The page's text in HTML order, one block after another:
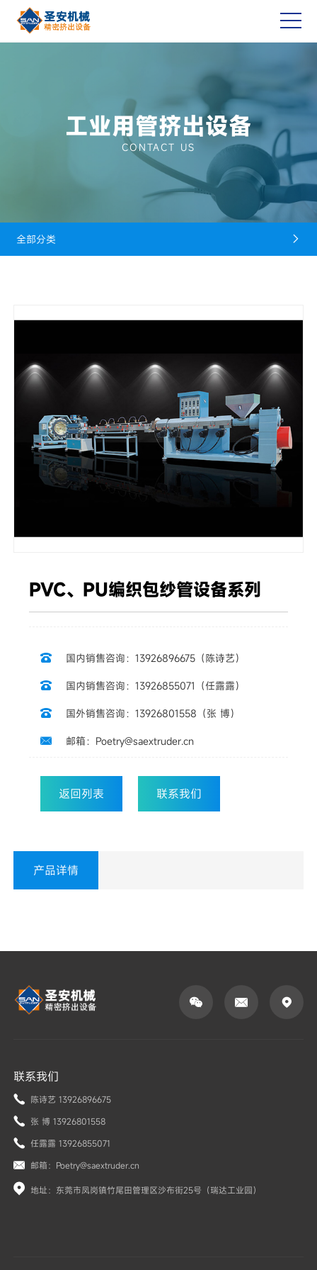
工业用管挤出设备
CONTACT US
全部分类 
PVC、PU编织包纱管设备系列
 国内销售咨询：13926896675（陈诗艺）
 国内销售咨询：13926855071（任露露）
 国外销售咨询：13926801558（张 博）
 邮箱：Poetry@saextruder.cn
返回列表 联系我们
产品详情
  
联系我们
陈诗艺 13926896675
张 博 13926801558
任露露 13926855071
邮箱：Poetry@saextruder.cn
地址：东莞市凤岗镇竹尾田管理区沙布街25号（瑞达工业园）